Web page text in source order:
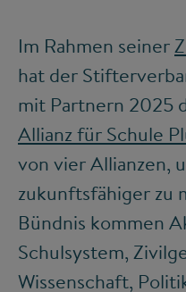
Im Rahmen seiner
hat der
mit Partnern 2025
Allianz für Schule
von vier Allianzen,
zukunftsfähiger zu
Bündnis kommen
Schulsystem,
Wissenschaft,